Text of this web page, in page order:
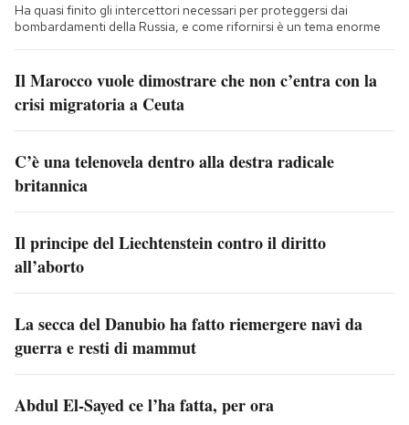
Ha quasi finito gli intercettori necessari per proteggersi dai
bombardamenti della Russia, e come rifornirsi è un tema enorme
Il Marocco vuole dimostrare che non c’entra con la
crisi migratoria a Ceuta
C’è una telenovela dentro alla destra radicale
britannica
Il principe del Liechtenstein contro il diritto
all’aborto
La secca del Danubio ha fatto riemergere navi da
guerra e resti di mammut
Abdul El-Sayed ce l’ha fatta, per ora